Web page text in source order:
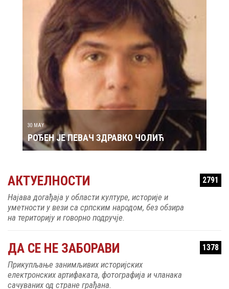
30 MAY
РОЂЕН ЈЕ ПЕВАЧ ЗДРАВКО ЧОЛИЋ
АКТУЕЛНОСТИ 2791
Најава догађаја у области културе, историје и
уметности у вези са српским народом, без обзира
на територију и говорно подручје.
ДА СЕ НЕ ЗАБОРАВИ 1378
Прикупљање занимљивих историјских
електронских артифаката, фотографија и чланака
сачуваних од стране грађана.